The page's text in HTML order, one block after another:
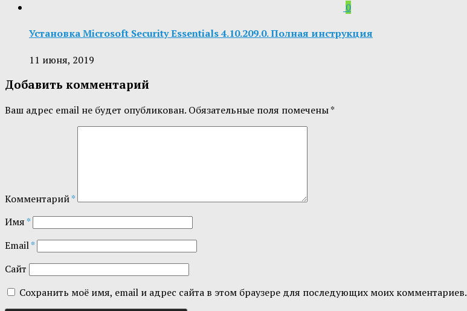
0
Установка Microsoft Security Essentials 4.10.209.0. Полная инструкция
11 июня, 2019
Добавить комментарий
Ваш адрес email не будет опубликован. Обязательные поля помечены*
Комментарий*
Имя*
Email*
Сайт
Сохранить моё имя, email и адрес сайта в этом браузере для последующих моих комментариев.